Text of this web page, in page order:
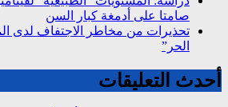
صامتا على أدمغة كبار السن
تحذيرات من مخاطر الاجتفاف لدى
الحر”
أحدث التعليقات